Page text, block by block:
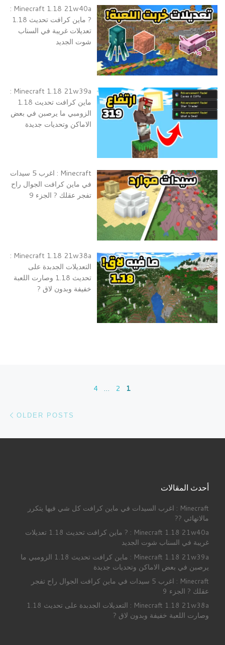
Minecraft 1.18 21w40a :
? ماين كرافت تحديث 1.18
تعديلات غريبة في السناب
شوت الجديد
Minecraft 1.18 21w39a :
ماين كرافت تحديث 1.18
الزومبي ما يرصبن في بعض
الاماكن وتحديات جديدة
Minecraft : اغرب 5 سيدات
في ماين كرافت الجوال راح
تفجر عقلك ? الجزء 9
Minecraft 1.18 21w38a :
التعديلات الجدبدة على
تحديث 1.18 وصارت اللعبة
خفيفة وبدون لاق ?
Posts navigation
1
2
…
4
OLDER POSTS
أحدث المقالات
Minecraft : اغرب السيدات في ماين كرافت كل شي فيها يتكرر
مالانهائي ??
Minecraft 1.18 21w40a : ? ماين كرافت تحديث 1.18 تعديلات
غريبة في السناب شوت الجديد
Minecraft 1.18 21w39a : ماين كرافت تحديث 1.18 الزومبي ما
يرصبن في بعض الاماكن وتحديات جديدة
Minecraft : اغرب 5 سيدات في ماين كرافت الجوال راح تفجر
عقلك ? الجزء 9
Minecraft 1.18 21w38a : التعديلات الجدبدة على تحديث 1.18
وصارت اللعبة خفيفة وبدون لاق ?